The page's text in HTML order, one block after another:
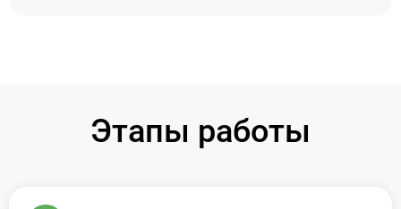
Этапы работы